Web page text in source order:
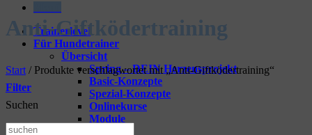
Trainerlevel
Für Hundetrainer
Übersicht
Spring – DEIN Herzensprojekt
Basic-Konzepte
Spezial-Konzepte
Onlinekurse
Module
Anti-Giftködertraining
Start / Produkte verschlagwortet mit „Anti-Giftködertraining“
Filter
Suchen
Suchen